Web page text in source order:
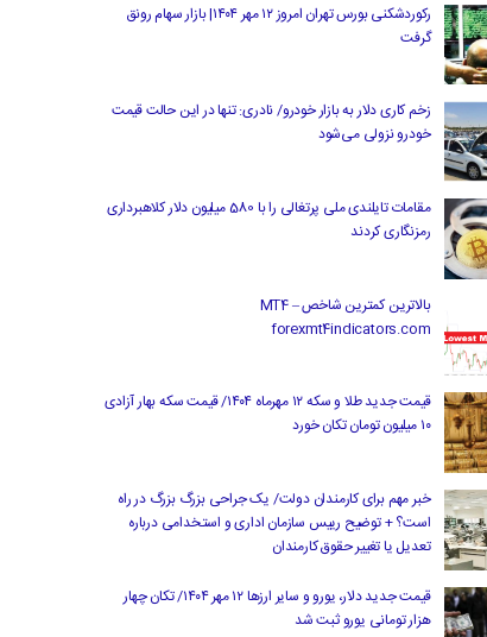
رکوردشکنی بورس تهران امروز ۱۲ مهر ۱۴۰۴| بازار سهام رونق
گرفت
زخم کاری دلار به بازار خودرو/ نادری: تنها در این حالت قیمت
خودرو نزولی می‌شود
مقامات تایلندی ملی پرتغالی را با 580 میلیون دلار کلاهبرداری
رمزنگاری کردند
بالاترین کمترین شاخص MT4 –
forexmt4indicators.com
قیمت جدید طلا و سکه ۱۲ مهرماه ۱۴۰۴/ قیمت سکه بهار آزادی
۱۰ میلیون تومان تکان خورد
خبر مهم برای کارمندان دولت/ یک جراحی بزرگ بزرگ در راه
است؟ + توضیح رییس سازمان اداری و استخدامی درباره
تعدیل یا تغییر حقوق کارمندان
قیمت جدید دلار، یورو و سایر ارزها ۱۲ مهر ۱۴۰۴/ تکان چهار
هزار تومانی یورو ثبت شد